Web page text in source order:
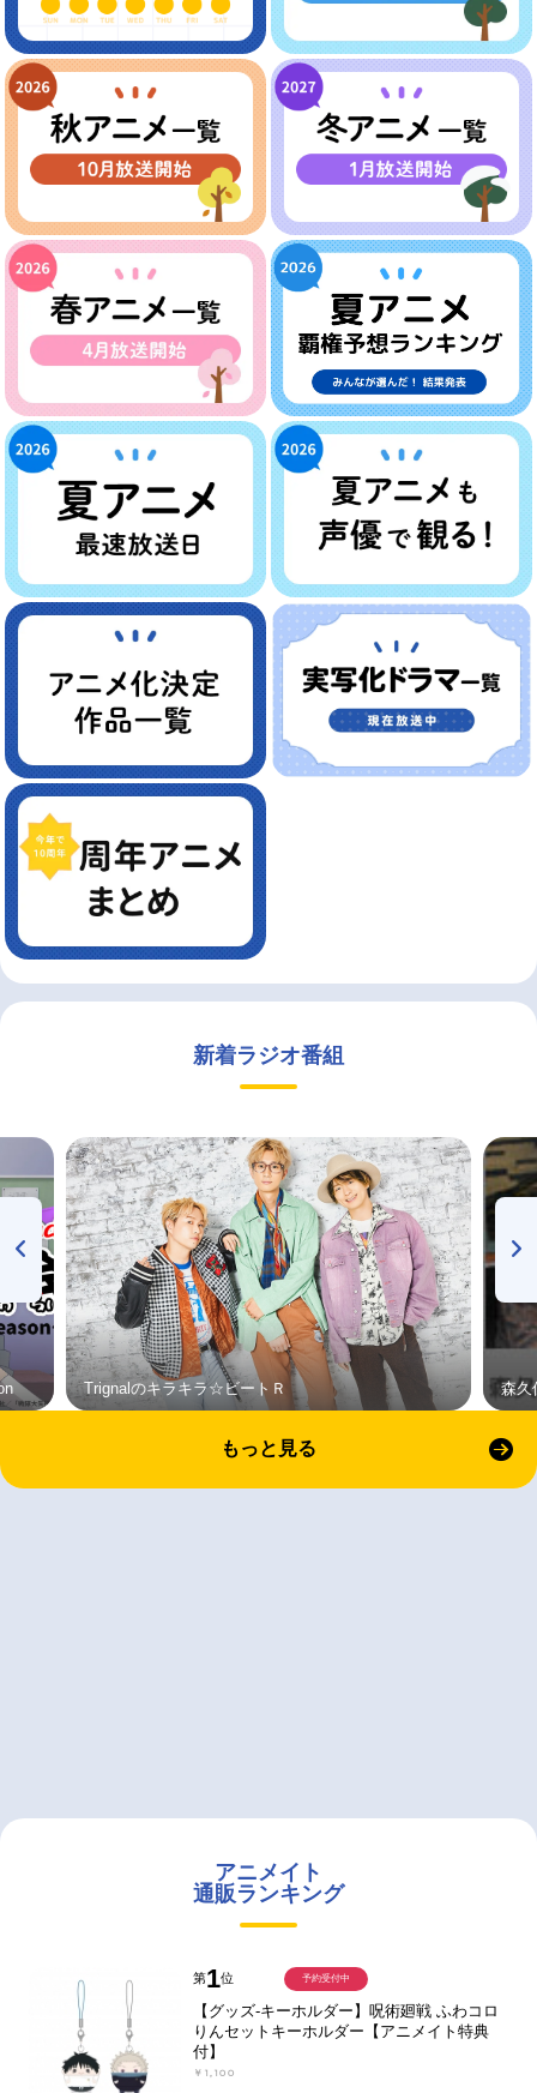
新着ラジオ番組
Trignalのキラキラ☆ビートＲ 森久
もっと見る
アニメイト
通販ランキング
第1位
【グッズ-キーホルダー】呪術廻戦 ふわコロ
りんセットキーホルダー【アニメイト特典
付】
￥1,100
予約受付中